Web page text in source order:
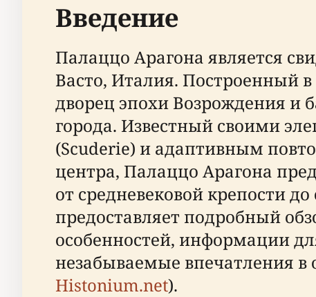
Введение
Палаццо Арагона является
Васто, Италия. Построенный
дворец эпохи Возрождения и
города. Известный своими
(Scuderie) и адаптивным
центра, Палаццо Арагона
от средневековой крепости
предоставляет подробный
особенностей, информации
незабываемые впечатления в
Histonium.net).